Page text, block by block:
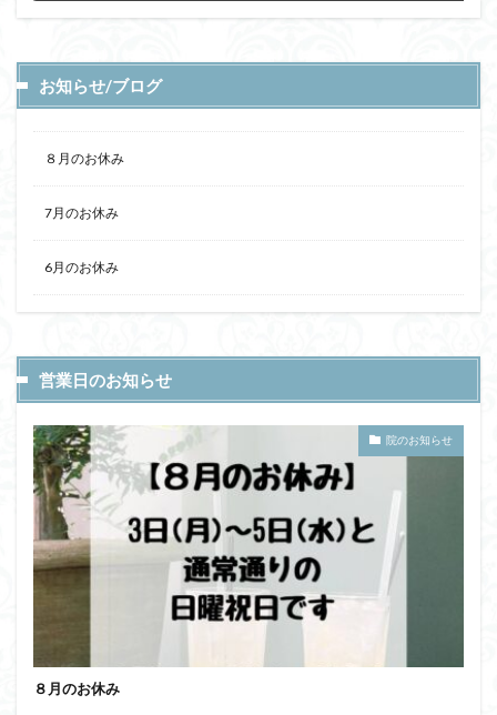
お知らせ/ブログ
８月のお休み
7月のお休み
6月のお休み
営業日のお知らせ
院のお知らせ
８月のお休み